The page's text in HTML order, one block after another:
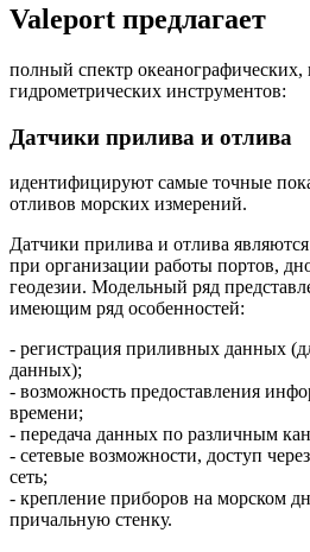
Valeport предлагает
полный спектр океанографических,
гидрометрических инструментов:
Датчики прилива и отлива
идентифицируют самые точные
отливов морских измерений.
Датчики прилива и отлива
при организации работы портов,
геодезии. Модельный ряд
имеющим ряд особенностей:
- регистрация приливных данных
данных);
- возможность предоставления
времени;
- передача данных по различным
- сетевые возможности, доступ
сеть;
- крепление приборов на морском
причальную стенку.